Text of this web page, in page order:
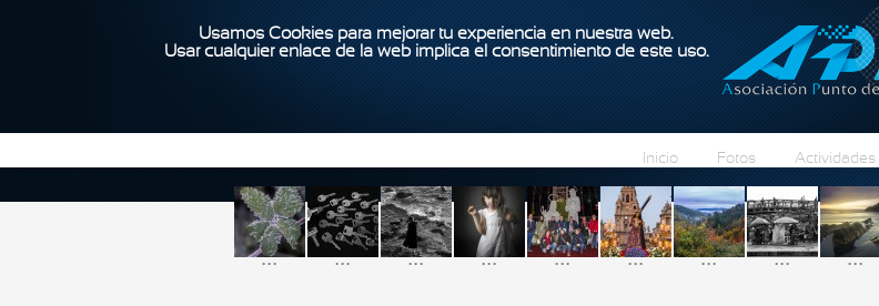
Usamos Cookies para mejorar tu experiencia en nuestra web.
Usar cualquier enlace de la web implica el consentimiento de este uso.
Pasar al contenido principal
Inicio Fotos Actividades
... ... ... ... ... ... ... ... ...